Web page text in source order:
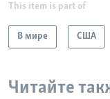
This item is part of
В мире США
Читайте